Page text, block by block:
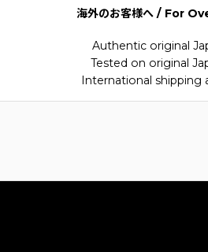
海外のお客様へ / For
Authentic original
Tested on original
International shipping